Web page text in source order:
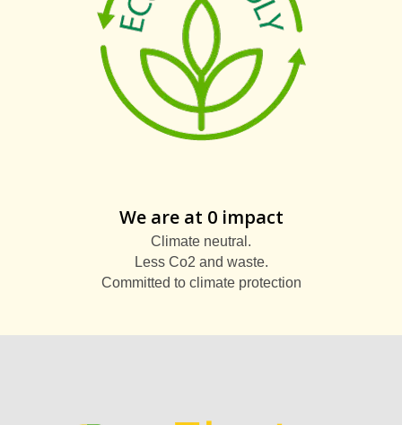
We are at 0 impact
Climate neutral.
Less Co2 and waste.
Committed to climate protection